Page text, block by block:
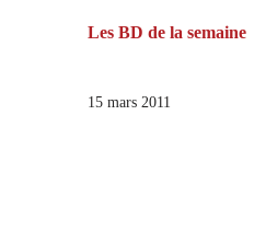
Les BD de la semaine
15 mars 2011